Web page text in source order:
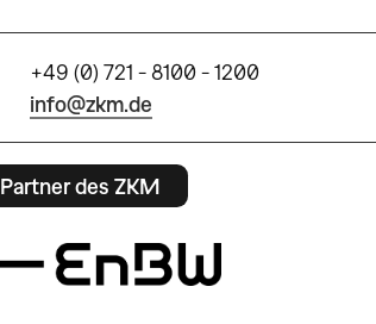
+49 (0) 721 - 8100 - 1200
info@zkm.de
Partner des ZKM